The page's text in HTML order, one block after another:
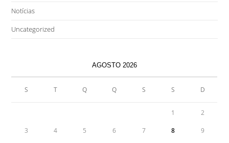
Notícias
Uncategorized
AGOSTO 2026
S T Q Q S S D
1 2
3 4 5 6 7 8 9